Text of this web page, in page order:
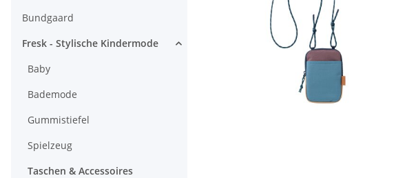
Bundgaard
Fresk - Stylische Kindermode
Baby
Bademode
Gummistiefel
Spielzeug
Taschen & Accessoires